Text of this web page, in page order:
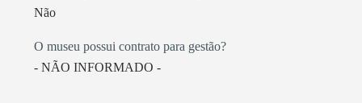
Não
O museu possui contrato para gestão?
- NÃO INFORMADO -